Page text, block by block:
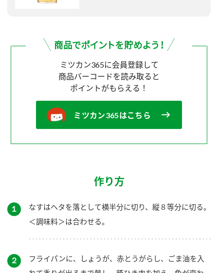
ミツカン365に会員登録して
商品バーコードを読み取ると
ポイントがもらえる！
ミツカン365はこちら
作り方
１
なすはヘタを落として横半分に切り、縦８等分に切る。
＜調味料＞は合わせる。
２
フライパンに、しょうが、赤とうがらし、ごま油を入